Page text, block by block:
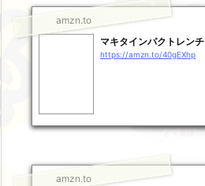
amzn.to
マキタインパクトレンチ
https://amzn.to/40gEXhp
amzn.to